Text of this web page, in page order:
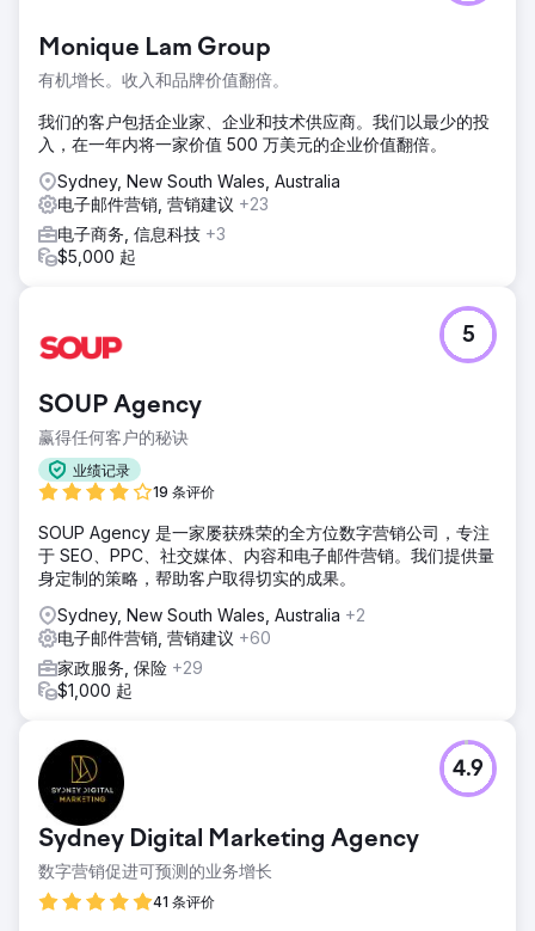
Monique Lam Group
有机增长。收入和品牌价值翻倍。
我们的客户包括企业家、企业和技术供应商。我们以最少的投
入，在一年内将一家价值 500 万美元的企业价值翻倍。
Sydney, New South Wales, Australia
电子邮件营销, 营销建议 +23
电子商务, 信息科技 +3
$5,000 起
SOUP Agency
赢得任何客户的秘诀
业绩记录
19 条评价
5
SOUP Agency 是一家屡获殊荣的全方位数字营销公司，专注
于 SEO、PPC、社交媒体、内容和电子邮件营销。我们提供量
身定制的策略，帮助客户取得切实的成果。
Sydney, New South Wales, Australia +2
电子邮件营销, 营销建议 +60
家政服务, 保险 +29
$1,000 起
Sydney Digital Marketing Agency
数字营销促进可预测的业务增长
41 条评价
4.9